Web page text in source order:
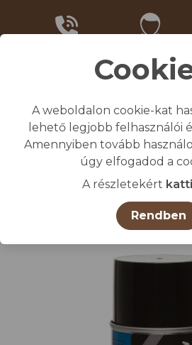
Kezdőlap
Összes termék
Állatjelölő spray RAIDEX kék
A weboldalon cookie-kat
lehető legjobb felhasználói
Amennyiben tovább
úgy elfogadod a
A részletekért
Rendben